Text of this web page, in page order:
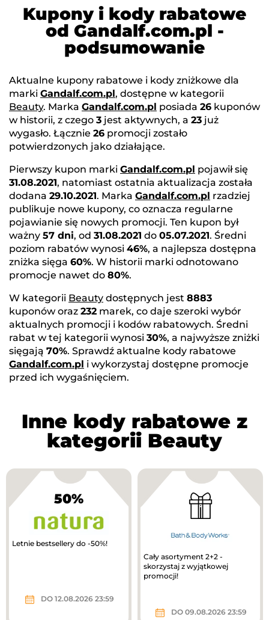
Kupony i kody rabatowe
od Gandalf.com.pl -
podsumowanie
Aktualne kupony rabatowe i kody zniżkowe dla
marki Gandalf.com.pl, dostępne w kategorii
Beauty. Marka Gandalf.com.pl posiada 26 kuponów
w historii, z czego 3 jest aktywnych, a 23 już
wygasło. Łącznie 26 promocji zostało
potwierdzonych jako działające.
Pierwszy kupon marki Gandalf.com.pl pojawił się
31.08.2021, natomiast ostatnia aktualizacja została
dodana 29.10.2021. Marka Gandalf.com.pl rzadziej
publikuje nowe kupony, co oznacza regularne
pojawianie się nowych promocji. Ten kupon był
ważny 57 dni, od 31.08.2021 do 05.07.2021. Średni
poziom rabatów wynosi 46%, a najlepsza dostępna
zniżka sięga 60%. W historii marki odnotowano
promocje nawet do 80%.
W kategorii Beauty dostępnych jest 8883
kuponów oraz 232 marek, co daje szeroki wybór
aktualnych promocji i kodów rabatowych. Średni
rabat w tej kategorii wynosi 30%, a najwyższe zniżki
sięgają 70%. Sprawdź aktualne kody rabatowe
Gandalf.com.pl i wykorzystaj dostępne promocje
przed ich wygaśnięciem.
Inne kody rabatowe z
kategorii Beauty
50%
Letnie bestsellery do -50%!
DO 12.08.2026 23:59
Cały asortyment 2+2 -
skorzystaj z wyjątkowej
promocji!
DO 09.08.2026 23:59